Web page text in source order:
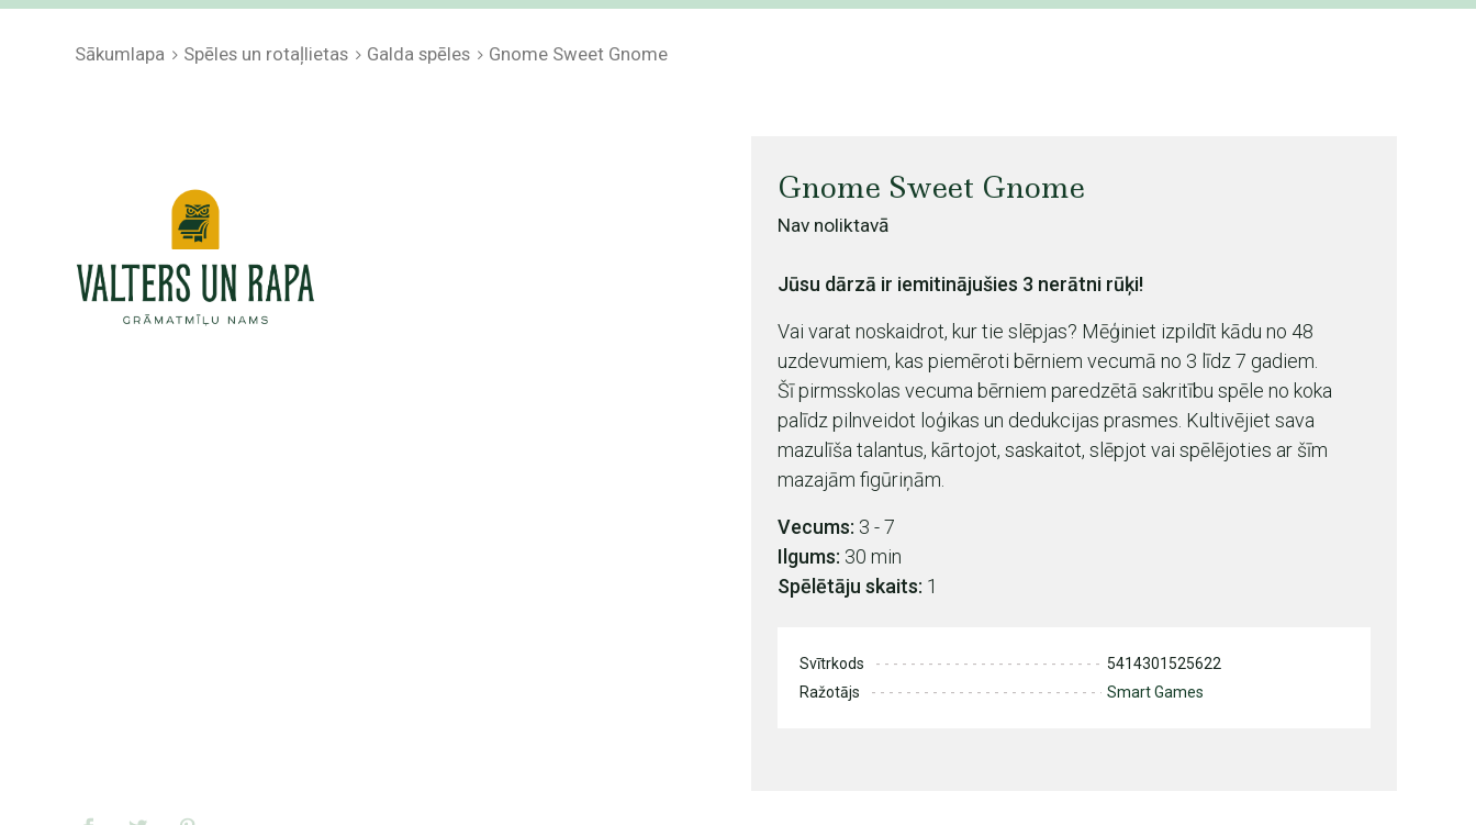
Sākumlapa Spēles un rotaļlietas Galda spēles Gnome Sweet Gnome
Gnome Sweet Gnome
Nav noliktavā
Jūsu dārzā ir iemitinājušies 3 nerātni rūķi!
Vai varat noskaidrot, kur tie slēpjas? Mēģiniet izpildīt kādu no 48
uzdevumiem, kas piemēroti bērniem vecumā no 3 līdz 7 gadiem.
Šī pirmsskolas vecuma bērniem paredzētā sakritību spēle no koka
palīdz pilnveidot loģikas un dedukcijas prasmes. Kultivējiet sava
mazulīša talantus, kārtojot, saskaitot, slēpjot vai spēlējoties ar šīm
mazajām figūriņām.
Vecums: 3 - 7
Ilgums: 30 min
Spēlētāju skaits: 1
Svītrkods
5414301525622
Ražotājs
Smart Games